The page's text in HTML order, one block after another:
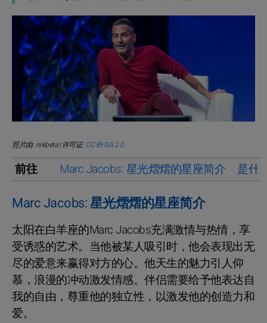
照片由: nrkbeta | 许可证:CC BY-SA 2.0
前往 Marc Jacobs: 星光熠熠的星座简介 是什
Marc Jacobs: 星光熠熠的星座简介
太阳在白羊座的Marc Jacobs充满激情与热情，享
受诱惑的艺术。当他被某人吸引时，他会表现出无
尽的爱意来赢得对方的心。他天生的魅力引人仰
慕，浪漫的冲动激发情感。伴侣需要给予他表达自
我的自由，尊重他的独立性，以激发他的创造力和
爱。